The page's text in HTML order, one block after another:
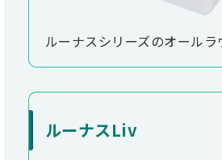
ルーナスシリーズのオールラ
ルーナスLiv